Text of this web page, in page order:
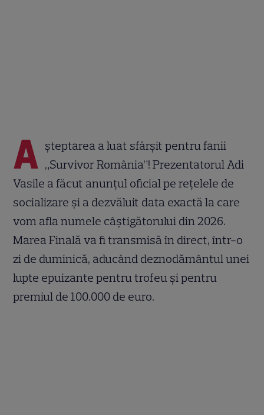
A șteptarea a luat sfârșit pentru fanii
„Survivor România”! Prezentatorul Adi
Vasile a făcut anunțul oficial pe rețelele de
socializare și a dezvăluit data exactă la care
vom afla numele câștigătorului din 2026.
Marea Finală va fi transmisă în direct, într-o
zi de duminică, aducând deznodământul unei
lupte epuizante pentru trofeu și pentru
premiul de 100.000 de euro.